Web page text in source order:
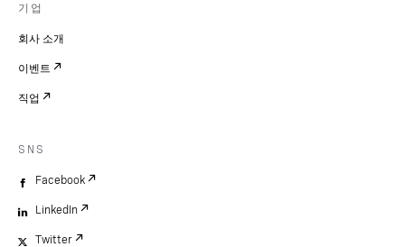
기업
회사 소개
이벤트
직업
SNS
Facebook
LinkedIn
Twitter